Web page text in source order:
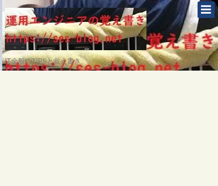
IT全般のTIPSと覚え書き